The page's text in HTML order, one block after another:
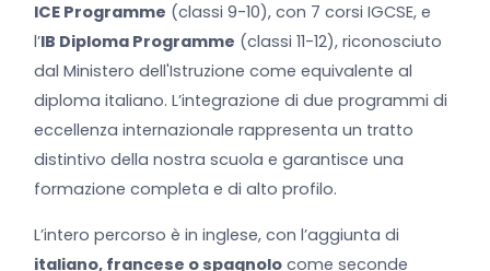
ICE Programme (classi 9-10), con 7 corsi IGCSE, e
l’IB Diploma Programme (classi 11-12), riconosciuto
dal Ministero dell'Istruzione come equivalente al
diploma italiano. L’integrazione di due programmi di
eccellenza internazionale rappresenta un tratto
distintivo della nostra scuola e garantisce una
formazione completa e di alto profilo.
L’intero percorso è in inglese, con l’aggiunta di
italiano, francese o spagnolo come seconde